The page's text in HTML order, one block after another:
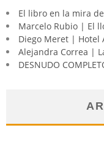
El libro en la mira
Marcelo Rubio | El
Diego Meret | Hotel
Alejandra Correa |
DESNUDO